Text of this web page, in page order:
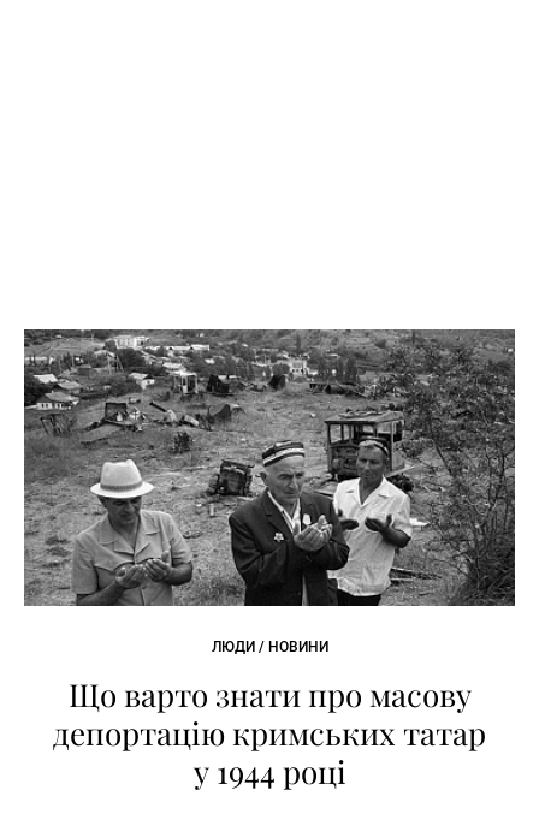
ЛЮДИ / НОВИНИ
Що варто знати про масову
депортацію кримських татар
у 1944 році